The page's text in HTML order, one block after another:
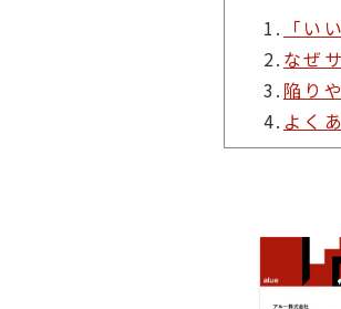
1. 「い
2. なぜ
3. 陥り
4. よく